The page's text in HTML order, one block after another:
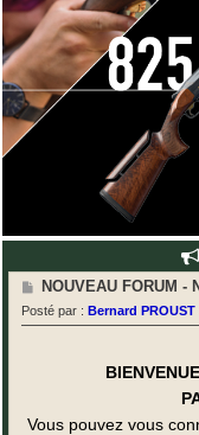
M
s
NOUVEAU FORUM -
Posté par : Bernard PROUST
Vous pouvez vous